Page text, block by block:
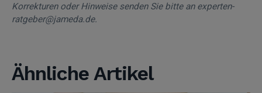
Korrekturen oder Hinweise senden Sie bitte an experten-
ratgeber@jameda.de.
Ähnliche Artikel